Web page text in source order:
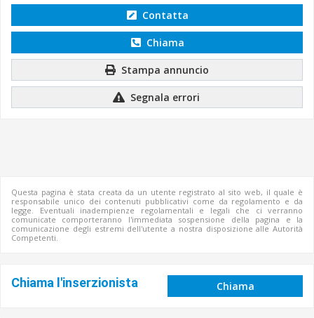
Contatta
Chiama
Stampa annuncio
Segnala errori
Questa pagina è stata creata da un utente registrato al sito web, il quale è
responsabile unico dei contenuti pubblicativi come da regolamento e da
legge. Eventuali inadempienze regolamentali e legali che ci verranno
comunicate comporteranno l'immediata sospensione della pagina e la
comunicazione degli estremi dell'utente a nostra disposizione alle Autorità
Competenti.
Chiama l'inserzionista Chiama